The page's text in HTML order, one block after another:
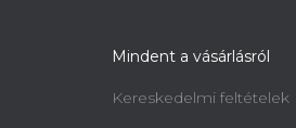
Mindent a vásárlásról
Kereskedelmi feltételek